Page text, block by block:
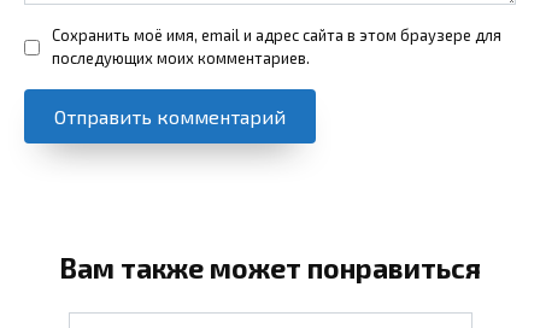
Сохранить моё имя, email и адрес сайта в этом браузере для
последующих моих комментариев.
Вам также может понравиться